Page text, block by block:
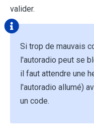
valider.
Si trop de mauvais
l'autoradio peut se
il faut attendre une
l'autoradio allumé)
un code.